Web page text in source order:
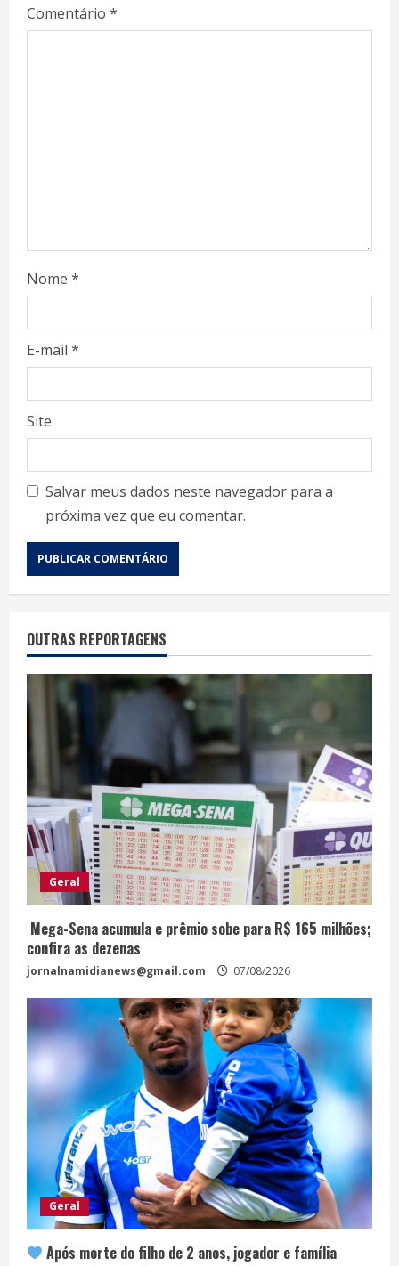
Comentário *
Nome *
E-mail *
Site
Salvar meus dados neste navegador para a
próxima vez que eu comentar.
OUTRAS REPORTAGENS
Geral
Mega-Sena acumula e prêmio sobe para R$ 165 milhões;
confira as dezenas
jornalnamidianews@gmail.com 07/08/2026
Geral
Após morte do filho de 2 anos, jogador e família